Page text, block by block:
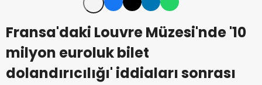
Fransa'daki Louvre Müzesi'nde '10
milyon euroluk bilet
dolandırıcılığı' iddiaları sonrası